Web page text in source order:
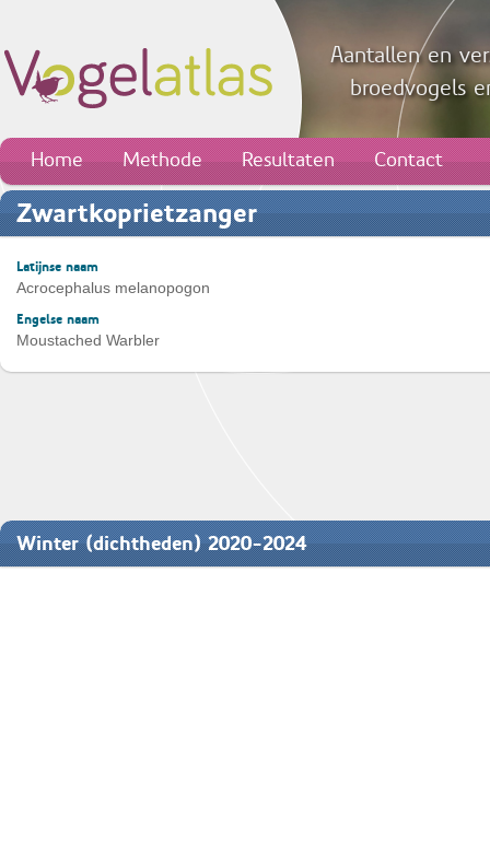
Aantallen en
broedvogels
Home Methode Resultaten Contact
Zwartkoprietzanger
Latijnse naam
Acrocephalus melanopogon
Engelse naam
Moustached Warbler
Winter (dichtheden) 2020-2024